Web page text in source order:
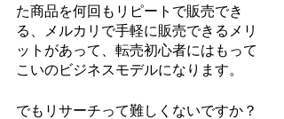
た商品を何回もリピートで販売でき
る、メルカリで手軽に販売できるメリ
ットがあって、転売初心者にはもって
こいのビジネスモデルになります。
でもリサーチって難しくないですか？